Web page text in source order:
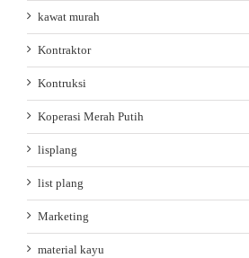
kawat murah
Kontraktor
Kontruksi
Koperasi Merah Putih
lisplang
list plang
Marketing
material kayu